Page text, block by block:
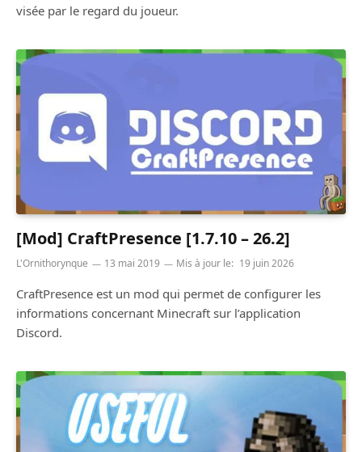
visée par le regard du joueur.
[Mod] CraftPresence [1.7.10 – 26.2]
L'Ornithorynque 13 mai 2019 Mis à jour le: 19 juin 2026
CraftPresence est un mod qui permet de configurer les
informations concernant Minecraft sur l’application
Discord.